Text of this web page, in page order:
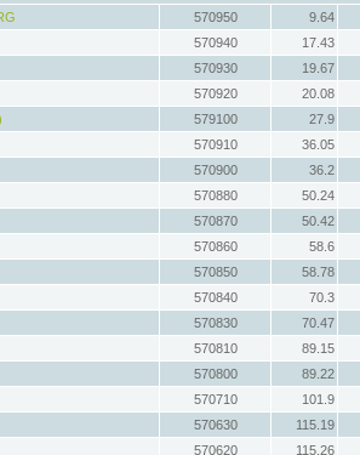
570950
9.64
570940
17.43
570930
19.67
570920
20.08
579100
27.9
570910
36.05
570900
36.2
570880
50.24
570870
50.42
570860
58.6
570850
58.78
570840
70.3
570830
70.47
570810
89.15
570800
89.22
570710
101.9
570630
115.19
570620 115.26